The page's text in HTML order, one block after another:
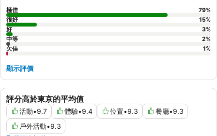
評分高於東京的平均值
活動•9.7 體驗•9.4 位置•9.3 餐廳•9.3
戶外活動•9.3
極佳 79%
很好
15%
好
3%
中等
2%
欠佳
1%
顯示評價